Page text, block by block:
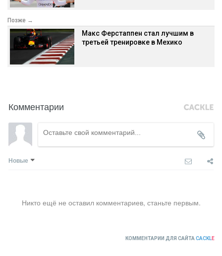
Позже →
Макс Ферстаппен стал лучшим в
третьей тренировке в Мехико
Комментарии
Новые
Никто ещё не оставил комментариев, станьте первым.
КОММЕНТАРИИ ДЛЯ САЙТА CACKLE